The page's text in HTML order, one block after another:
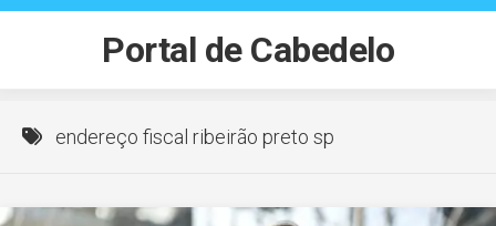
Skip
Portal de Cabedelo
endereço fiscal ribeirão preto sp